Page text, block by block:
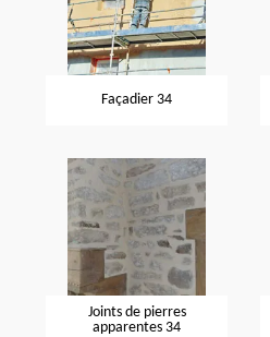
Façadier 34
Joints de pierres
apparentes 34